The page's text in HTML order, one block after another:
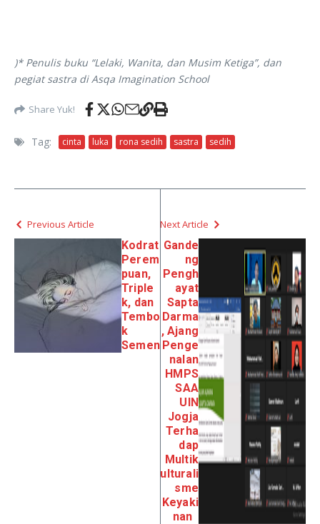
)* Penulis buku “Lelaki, Wanita, dan Musim Ketiga”, dan
pegiat sastra di Asqa Imagination School
Share Yuk!
Tag: cinta luka rona sedih sastra sedih
Previous Article
Kodrat
Perem
puan,
Triple
k, dan
Tembo
k
Semen
Next Article
Gande
ng
Pengh
ayat
Sapta
Darma
, Ajang
Penge
nalan
HMPS
SAA
UIN
Jogja
Terha
dap
Multik
ulturali
sme
Keyaki
nan